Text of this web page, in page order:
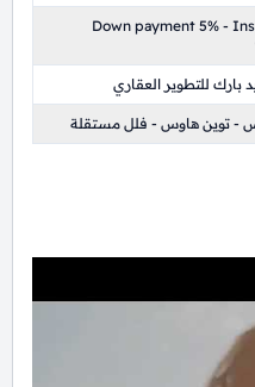
Down payment 5% -
بارك للتطوير العقاري
- توين هاوس - فلل مستقلة